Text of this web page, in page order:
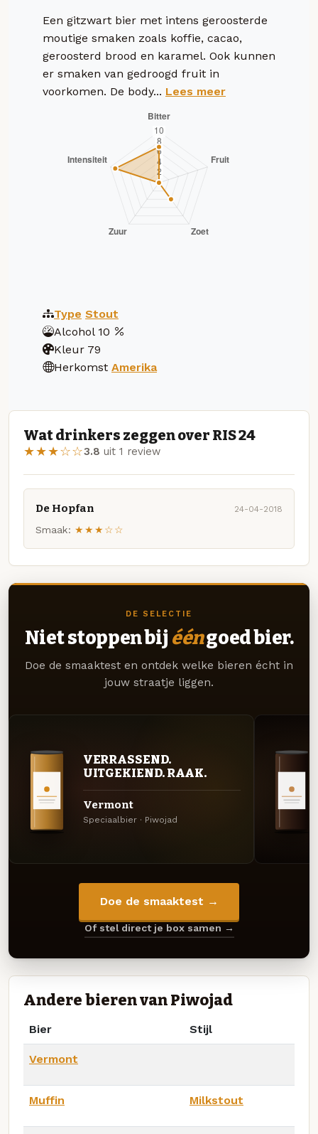
Een gitzwart bier met intens geroosterde
moutige smaken zoals koffie, cacao,
geroosterd brood en karamel. Ook kunnen
er smaken van gedroogd fruit in
voorkomen. De body... Lees meer
Type Stout
Alcohol 10
Kleur 79
Herkomst Amerika
Wat drinkers zeggen over RIS 24
★★★☆☆3.8 uit 1 review
De Hopfan 24-04-2018
Smaak: ★★★☆☆
DE SELECTIE
Niet stoppen bij ééngoed bier.
Doe de smaaktest en ontdek welke bieren écht in
jouw straatje liggen.
VERRASSEND.
UITGEKIEND. RAAK.
Vermont
Speciaalbier · Piwojad
Doe de smaaktest →
Of stel direct je box samen →
Andere bieren van Piwojad
Bier Stijl
Vermont
Muffin Milkstout